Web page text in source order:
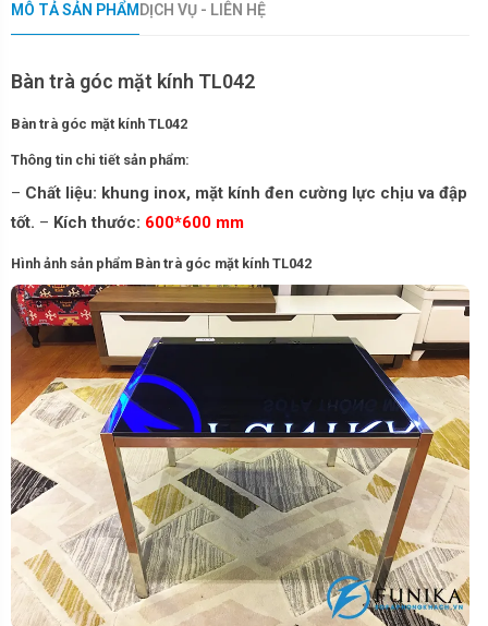
MÔ TẢ SẢN PHẨM DỊCH VỤ - LIÊN HỆ
Bàn trà góc mặt kính TL042
Bàn trà góc mặt kính TL042
Thông tin chi tiết sản phẩm:
– Chất liệu: khung inox, mặt kính đen cường lực chịu va đập
tốt. – Kích thước: 600*600 mm
Hình ảnh sản phẩm Bàn trà góc mặt kính TL042